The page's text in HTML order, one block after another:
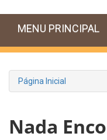
MENU PRINCIPAL
Página Inicial
Nada